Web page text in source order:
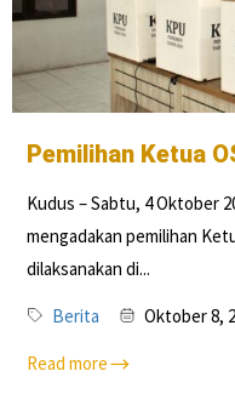
Pemilihan Ketua
Kudus – Sabtu, 4 Oktober
mengadakan pemilihan
dilaksanakan di...
Berita Oktober 8,
Read more